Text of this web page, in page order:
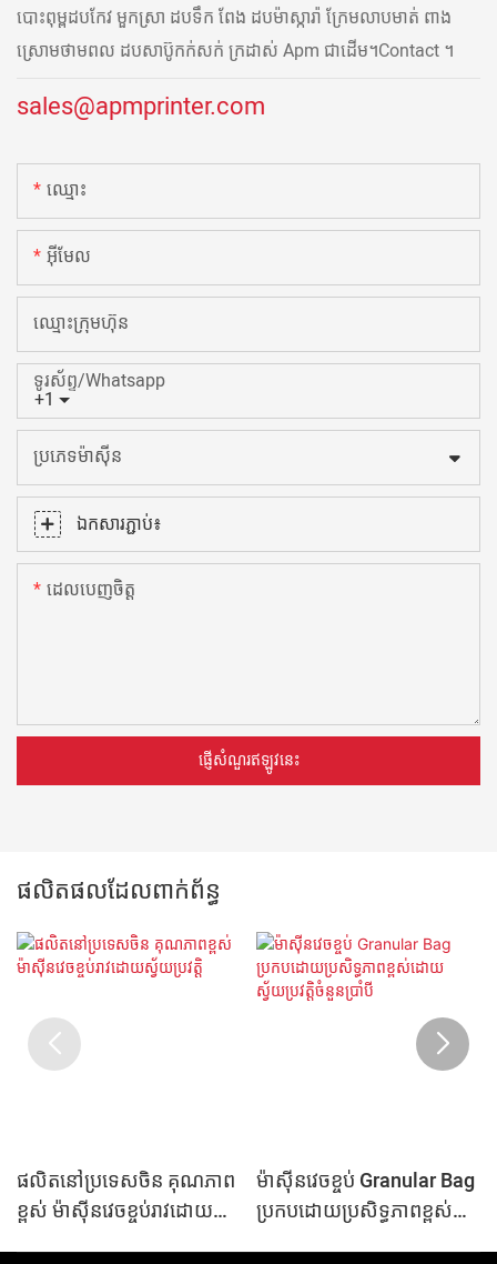
បោះពុម្ពដបកែវ មួកស្រា ដបទឹក ពែង ដបម៉ាស្ការ៉ា ក្រែមលាបមាត់ ពាង
ស្រោមថាមពល ដបសាប៊ូកក់សក់ ក្រដាស់ Apm ជាដើម។Contact ។
sales@apmprinter.com
ឈ្មោះ
អ៊ីមែល
ឈ្មោះក្រុមហ៊ុន
+1
ទូរស័ព្ទ/Whatsapp
ប្រភេទម៉ាស៊ីន
ឯកសារភ្ជាប់៖
ដេលបេញចិត្ដ
ផ្ញើសំណួរឥឡូវនេះ
ផលិតផលដែលពាក់ព័ន្ធ
ផលិតនៅប្រទេសចិន គុណភាព
ខ្ពស់ ម៉ាស៊ីនវេចខ្ចប់រាវដោយ
ម៉ាស៊ីនវេចខ្ចប់ Granular Bag
ប្រកបដោយប្រសិទ្ធភាពខ្ពស់